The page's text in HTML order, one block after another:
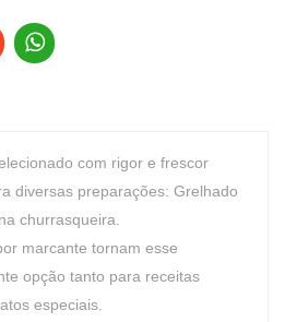
com rigor e frescor
diversas preparações: Grelhado
churrasqueira.
marcante tornam esse
opção tanto para receitas
especiais.